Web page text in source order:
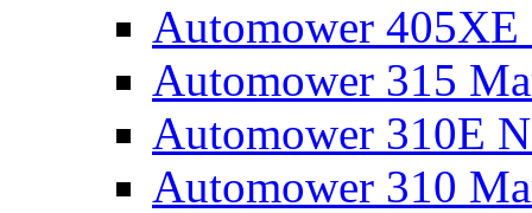
Automower 405XE
Automower 315
Automower 310E
Automower 310